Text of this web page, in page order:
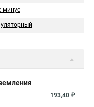
минус
193,40 ₽